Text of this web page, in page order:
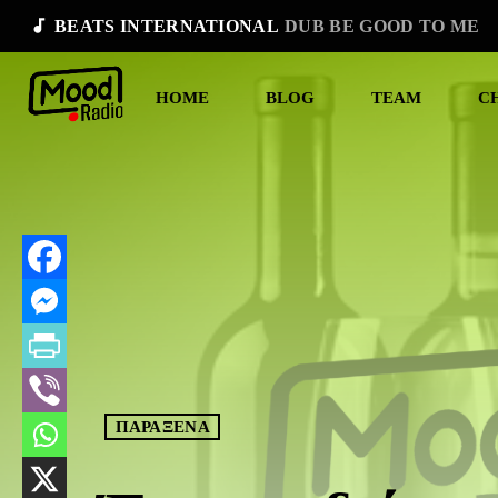
audiotrack BEATS INTERNATIONAL DUB BE GOOD TO ME
HOME BLOG TEAM
ΠΑΡΑΞΕΝΑ